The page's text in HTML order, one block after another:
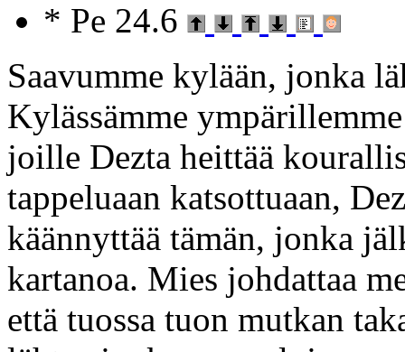
* Pe 24.6
Saavumme kylään, jonka
Kylässämme
joille Dezta heittää
tappeluaan katsottuaan,
käännyttää tämän, jonka
kartanoa. Mies johdattaa
että tuossa tuon mutkan